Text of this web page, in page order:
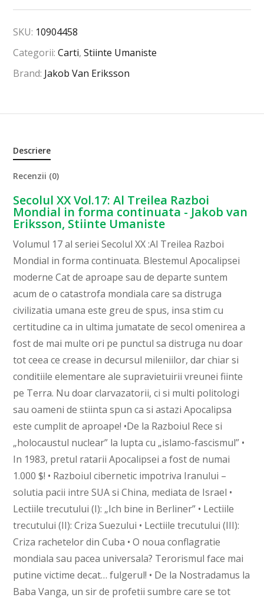
SKU: 10904458
Categorii:Carti,Stiinte Umaniste
Brand: Jakob Van Eriksson
Descriere
Recenzii (0)
Secolul XX Vol.17: Al Treilea Razboi
Mondial in forma continuata - Jakob van
Eriksson, Stiinte Umaniste
Volumul 17 al seriei Secolul XX :Al Treilea Razboi
Mondial in forma continuata. Blestemul Apocalipsei
moderne Cat de aproape sau de departe suntem
acum de o catastrofa mondiala care sa distruga
civilizatia umana este greu de spus, insa stim cu
certitudine ca in ultima jumatate de secol omenirea a
fost de mai multe ori pe punctul sa distruga nu doar
tot ceea ce crease in decursul mileniilor, dar chiar si
conditiile elementare ale supravietuirii vreunei fiinte
pe Terra. Nu doar clarvazatorii, ci si multi politologi
sau oameni de stiinta spun ca si astazi Apocalipsa
este cumplit de aproape! •De la Razboiul Rece si
„holocaustul nuclear” la lupta cu „islamo-fascismul” •
In 1983, pretul ratarii Apocalipsei a fost de numai
1.000 $! • Razboiul cibernetic impotriva Iranului –
solutia pacii intre SUA si China, mediata de Israel •
Lectiile trecutului (I): „Ich bine in Berliner” • Lectiile
trecutului (II): Criza Suezului • Lectiile trecutului (III):
Criza rachetelor din Cuba • O noua conflagratie
mondiala sau pacea universala? Terorismul face mai
putine victime decat… fulgerul! • De la Nostradamus la
Baba Vanga, un sir de profetii sumbre care se tot